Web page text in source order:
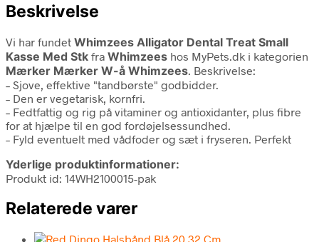
Beskrivelse
Vi har fundet Whimzees Alligator Dental Treat Small
Kasse Med Stk fra Whimzees hos MyPets.dk i kategorien
Mærker Mærker W-å Whimzees. Beskrivelse:
– Sjove, effektive "tandbørste" godbidder.
– Den er vegetarisk, kornfri.
– Fedtfattig og rig på vitaminer og antioxidanter, plus fibre
for at hjælpe til en god fordøjelsessundhed.
– Fyld eventuelt med vådfoder og sæt i fryseren. Perfekt
Yderlige produktinformationer:
Produkt id: 14WH2100015-pak
Relaterede varer